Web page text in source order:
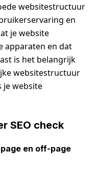
websitestructuur
en
je website
apparaten en dat
is het belangrijk
websitestructuur
je website
SEO check
en off-page